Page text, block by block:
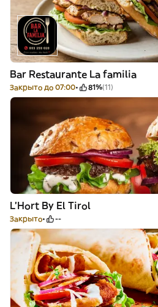
Bar Restaurante La familia
Закрыто до 07:00 81%(11)
L'Hort By El Tirol
Закрыто --